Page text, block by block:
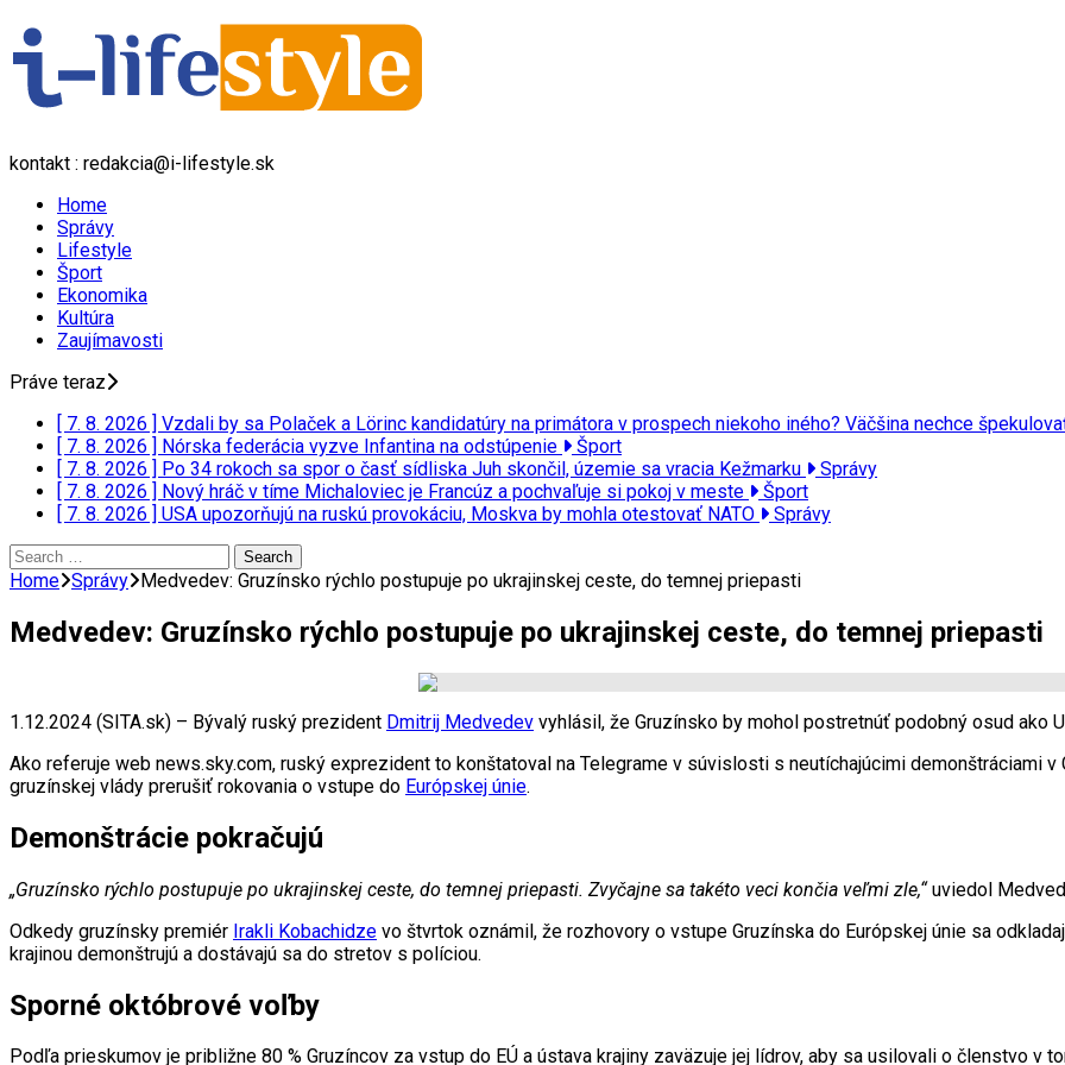
kontakt : redakcia@i-lifestyle.sk
Home
Správy
Lifestyle
Šport
Ekonomika
Kultúra
Zaujímavosti
Práve teraz
[ 7. 8. 2026 ] Vzdali by sa Polaček a Lörinc kandidatúry na primátora v prospech niekoho iného? Väčšina nechce
[ 7. 8. 2026 ] Nórska federácia vyzve Infantina na odstúpenie
Šport
[ 7. 8. 2026 ] Po 34 rokoch sa spor o časť sídliska Juh skončil, územie sa vracia Kežmarku
Správy
[ 7. 8. 2026 ] Nový hráč v tíme Michaloviec je Francúz a pochvaľuje si pokoj v meste
Šport
[ 7. 8. 2026 ] USA upozorňujú na ruskú provokáciu, Moskva by mohla otestovať NATO
Správy
Search
for:
Home Správy Medvedev: Gruzínsko rýchlo postupuje po ukrajinskej ceste, do temnej priepasti
Medvedev: Gruzínsko rýchlo postupuje po ukrajinskej ceste, do temnej priepasti
1.12.2024 (SITA.sk) – Bývalý ruský prezident Dmitrij Medvedev vyhlásil, že Gruzínsko by mohol postretnúť podobný osud ako
Ako referuje web news.sky.com, ruský exprezident to konštatoval na Telegrame v súvislosti s neutíchajúcimi demonštráciami
gruzínskej vlády prerušiť rokovania o vstupe do Európskej únie.
Demonštrácie pokračujú
„Gruzínsko rýchlo postupuje po ukrajinskej ceste, do temnej priepasti. Zvyčajne sa takéto veci končia veľmi zle,“uviedol
Odkedy gruzínsky premiér Irakli Kobachidze vo štvrtok oznámil, že rozhovory o vstupe Gruzínska do Európskej únie sa
krajinou demonštrujú a dostávajú sa do stretov s políciou.
Sporné októbrové voľby
Podľa prieskumov je približne 80 % Gruzíncov za vstup do EÚ a ústava krajiny zaväzuje jej lídrov, aby sa usilovali o členstvo v